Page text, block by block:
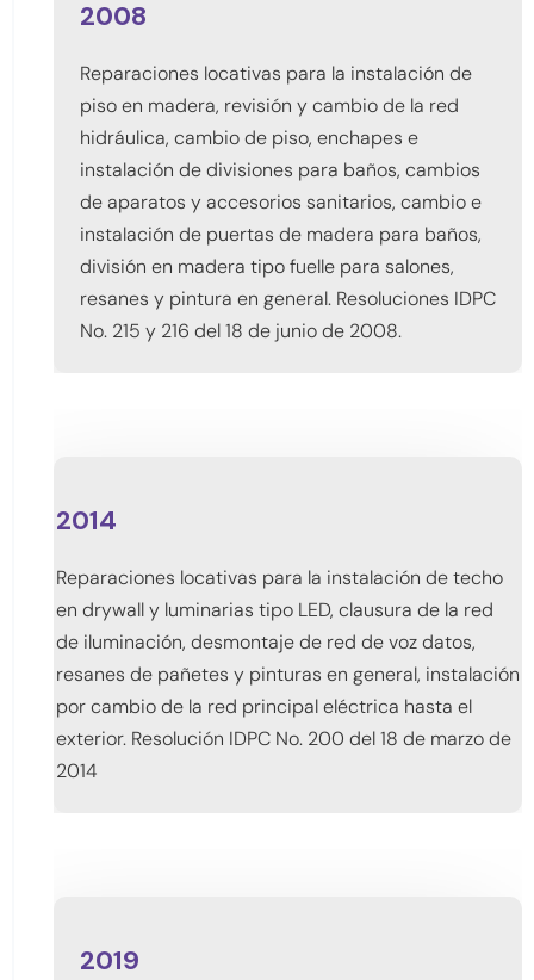
2008
Reparaciones locativas para la instalación de
piso en madera, revisión y cambio de la red
hidráulica, cambio de piso, enchapes e
instalación de divisiones para baños, cambios
de aparatos y accesorios sanitarios, cambio e
instalación de puertas de madera para baños,
división en madera tipo fuelle para salones,
resanes y pintura en general. Resoluciones IDPC
No. 215 y 216 del 18 de junio de 2008.
2014
Reparaciones locativas para la instalación de techo
en drywall y luminarias tipo LED, clausura de la red
de iluminación, desmontaje de red de voz datos,
resanes de pañetes y pinturas en general, instalación
por cambio de la red principal eléctrica hasta el
exterior. Resolución IDPC No. 200 del 18 de marzo de
2014
2019